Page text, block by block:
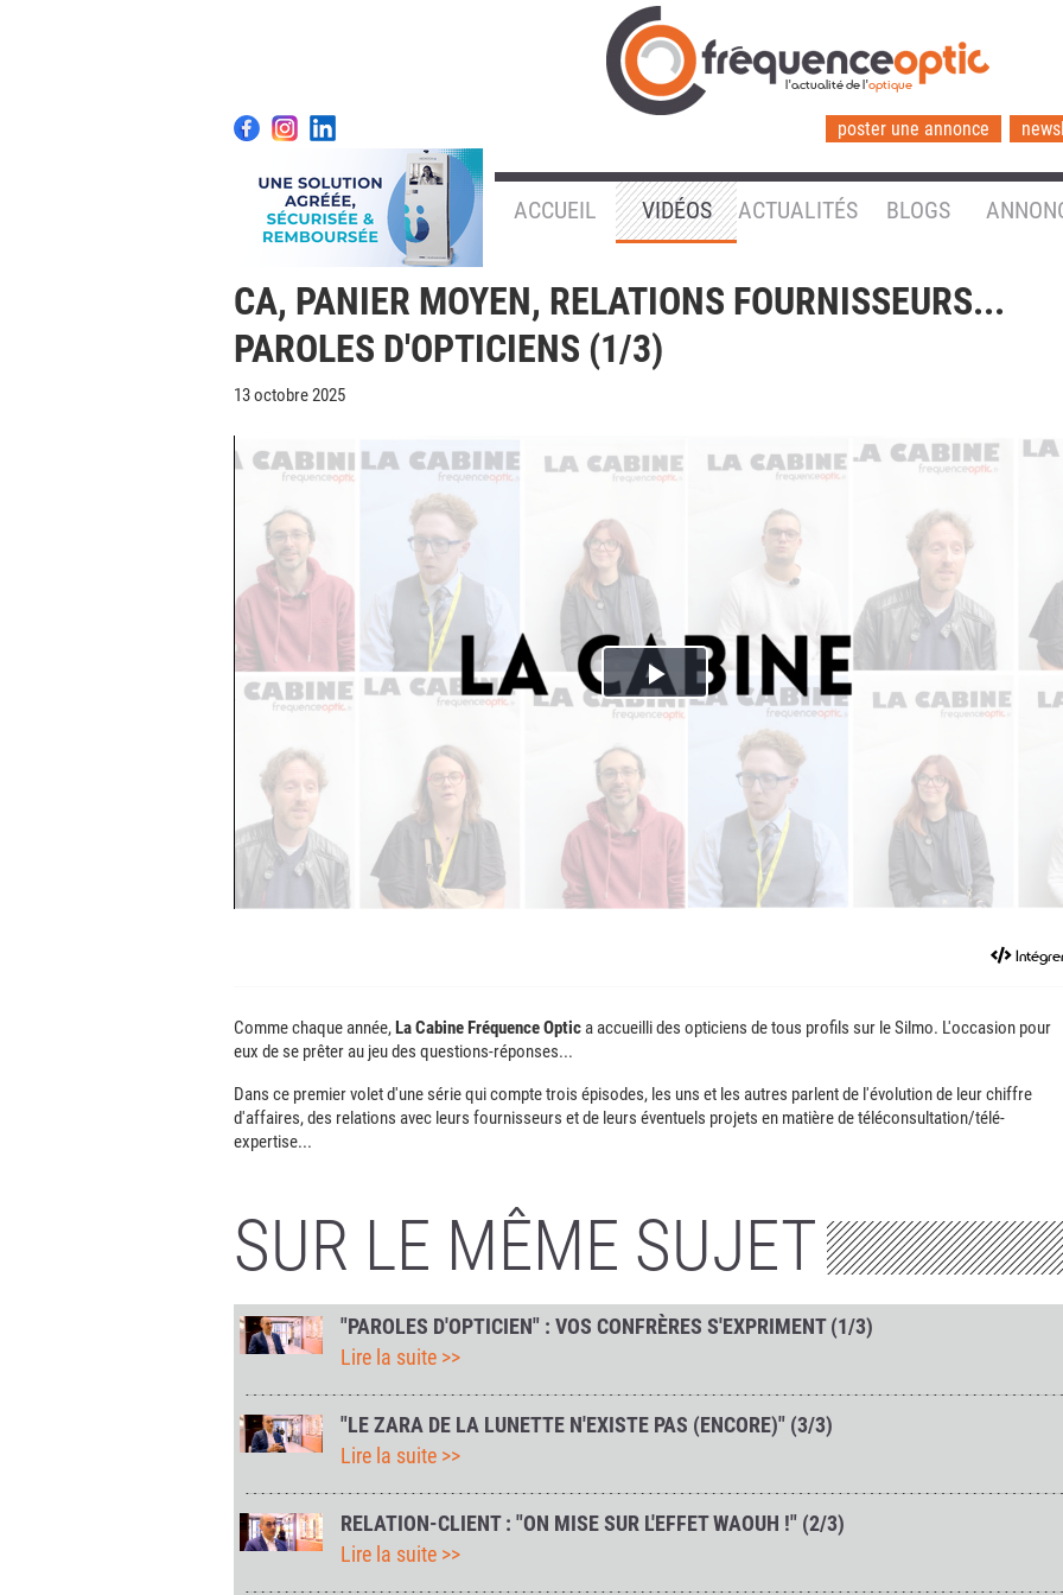
l'actualité de l'optique
poster une annonce
ACCUEIL VIDÉOS ACTUALITÉS BLOGS
CA, PANIER MOYEN, RELATIONS FOURNISSEURS...
PAROLES D'OPTICIENS (1/3)
13 octobre 2025
Play
Comme chaque année, La Cabine Fréquence Optica accueilli des opticiens de tous profils sur le Silmo. L'occasion pour
eux de se prêter au jeu des questions-réponses...
Dans ce premier volet d'une série qui compte trois épisodes, les uns et les autres parlent de l'évolution de leur chiffre
d'affaires, des relations avec leurs fournisseurs et de leurs éventuels projets en matière de téléconsultation/télé-
expertise...
SUR LE MÊME SUJET
"PAROLES D'OPTICIEN" : VOS CONFRÈRES S'EXPRIMENT (1/3)
Lire la suite >>
"LE ZARA DE LA LUNETTE N'EXISTE PAS (ENCORE)" (3/3)
Lire la suite >>
RELATION-CLIENT : "ON MISE SUR L'EFFET WAOUH !" (2/3)
Lire la suite >>